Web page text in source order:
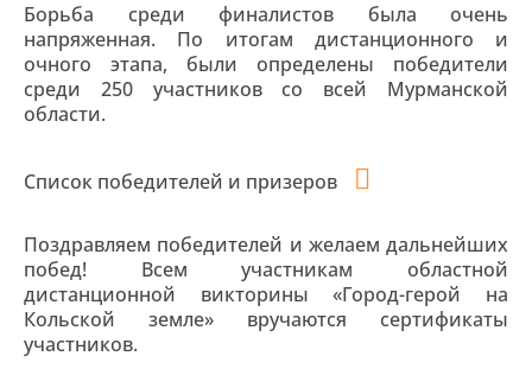
Борьба среди финалистов была очень
напряженная. По итогам дистанционного и
очного этапа, были определены победители
среди 250 участников со всей Мурманской
области.
Список победителей и призеров
Поздравляем победителей и желаем дальнейших
побед! Всем участникам областной
дистанционной викторины «Город-герой на
Кольской земле» вручаются сертификаты
участников.